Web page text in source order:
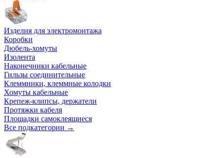
Изделия для электромонтажа
Коробки
Дюбель-хомуты
Изолента
Наконечники кабельные
Гильзы соединительные
Клеммники, клеммные колодки
Хомуты кабельные
Крепеж-клипсы, держатели
Протяжки кабеля
Площадки самоклеящиеся
Все подкатегории →